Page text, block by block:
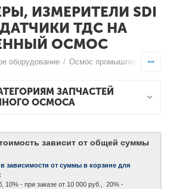
ИЗМЕРИТЕЛИ SDI
ТДС НА
ОСМОС
оборудование / Осмос промышленный
ЗАПЧАСТЕЙ
ОСМОСА
зависит от общей суммы
зависимости от суммы в корзине для
10% - при заказе от 10 000 руб., 20% -